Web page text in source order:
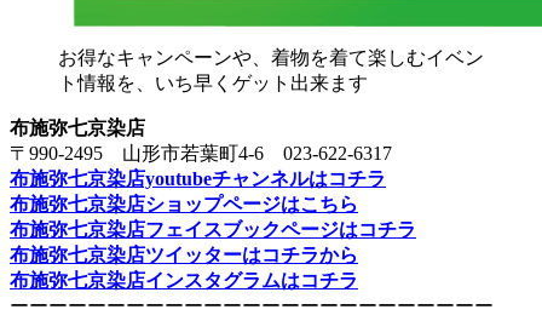
お得なキャンペーンや、着物を着て楽しむイベン
ト情報を、いち早くゲット出来ます
布施弥七京染店
〒990-2495 山形市若葉町4-6 023-622-6317
布施弥七京染店youtubeチャンネルはコチラ
布施弥七京染店ショップページはこちら
布施弥七京染店フェイスブックページはコチラ
布施弥七京染店ツイッターはコチラから
布施弥七京染店インスタグラムはコチラ
ーーーーーーーーーーーーーーーーーーーーーーーーー